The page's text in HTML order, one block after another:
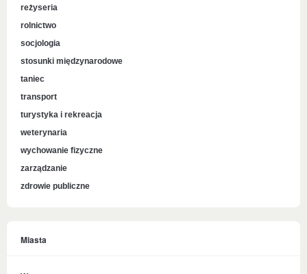
reżyseria
rolnictwo
socjologia
stosunki międzynarodowe
taniec
transport
turystyka i rekreacja
weterynaria
wychowanie fizyczne
zarządzanie
zdrowie publiczne
Miasta